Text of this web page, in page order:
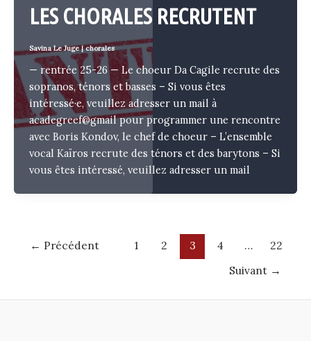
LES CHORALES RECRUTENT
Savina Le Juge|chorales
— rentrée 25-26 — Le choeur Da Cagile recrute des
sopranos, ténors et basses – Si vous êtes
intéressé·e, veuillez adresser un mail à
acadegreef@gmail pour programmer une rencontre
avec Boris Kondov, le chef de choeur – L’ensemble
vocal Kaïros recrute des ténors et des barytons – Si
vous êtes intéressé, veuillez adresser un mail
← Précédent 1 2 3 4 …
22
Suivant →